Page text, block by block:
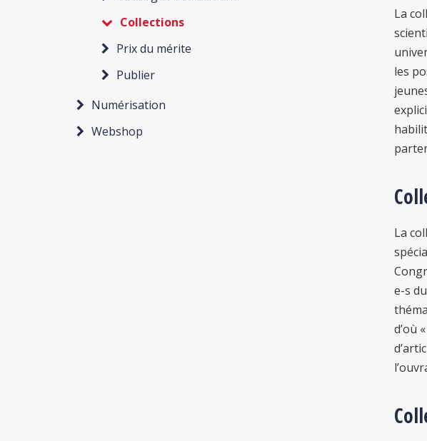
Collections
Prix du mérite
Publier
Numérisation
Webshop
La
les
La
e-s
d’où «